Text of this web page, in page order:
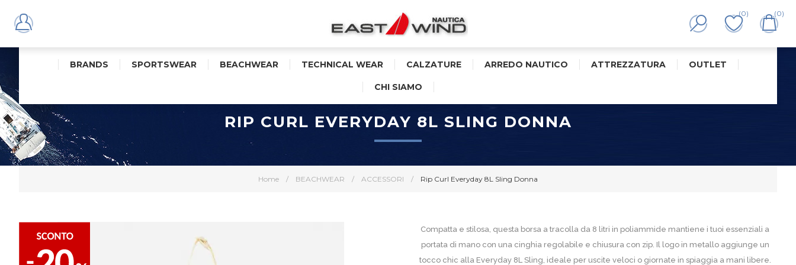
(0) (0)
BRANDS SPORTSWEAR BEACHWEAR TECHNICAL WEAR CALZATURE ARREDO NAUTICO ATTREZZATURA OUTLET
CHI SIAMO
Home / BEACHWEAR / ACCESSORI / Rip Curl Everyday 8L Sling Donna
RIP CURL EVERYDAY 8L SLING DONNA
Compatta e stilosa, questa borsa a tracolla da 8 litri in poliammide mantiene i tuoi essenziali a
portata di mano con una cinghia regolabile e chiusura con zip. Il logo in metallo aggiunge un
tocco chic alla Everyday 8L Sling, ideale per uscite veloci o giornate in spiaggia a mani libere.